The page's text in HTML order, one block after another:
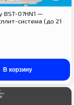
BST-07HN1 —
система (до 21
В корзину